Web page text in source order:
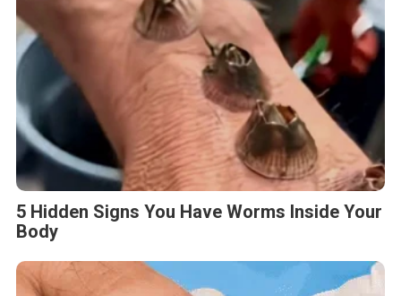
5 Hidden Signs You Have Worms Inside Your
Body